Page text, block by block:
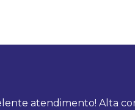
atendimento! Alta